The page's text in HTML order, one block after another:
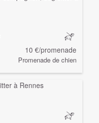
10 €/promenade
Promenade de chien